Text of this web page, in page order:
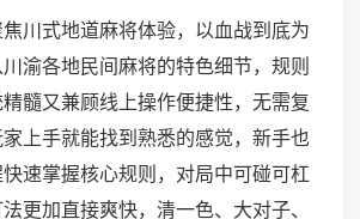
川式地道麻将体验，以血战到底为
渝各地民间麻将的特色细节，规则
髓又兼顾线上操作便捷性，无需复
上手就能找到熟悉的感觉，新手也
速掌握核心规则，对局中可碰可杠
更加直接爽快，清一色、大对子、